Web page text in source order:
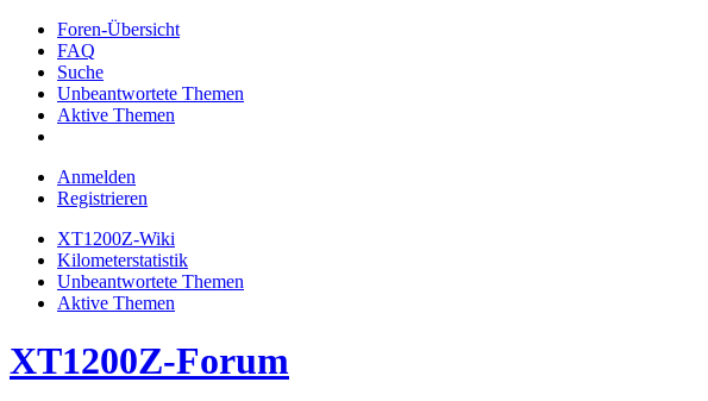
Foren-Übersicht
FAQ
Suche
Unbeantwortete Themen
Aktive Themen
Anmelden
Registrieren
XT1200Z-Wiki
Kilometerstatistik
Unbeantwortete Themen
Aktive Themen
XT1200Z-Forum